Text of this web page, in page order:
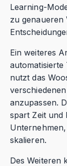
Learning-
zu genaueren
Ein weiteres
automatisierte
nutzt das
anzupassen.
spart Zeit und
skalieren.
Des Weiteren